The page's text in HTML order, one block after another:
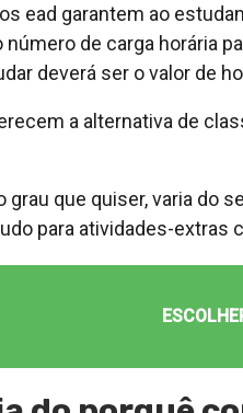
ead garantem ao
de carga horária
deverá ser o valor de
a alternativa de
grau que quiser, varia do
para atividades-extras